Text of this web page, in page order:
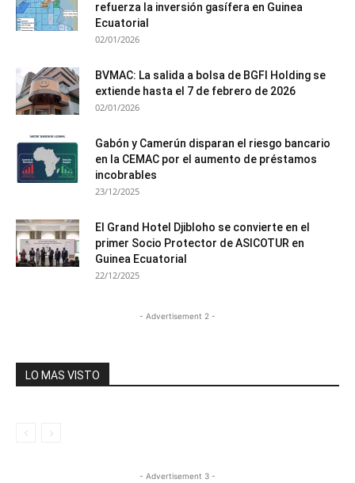
refuerza la inversión gasífera en Guinea
Ecuatorial
02/01/2026
BVMAC: La salida a bolsa de BGFI Holding se
extiende hasta el 7 de febrero de 2026
02/01/2026
Gabón y Camerún disparan el riesgo bancario
en la CEMAC por el aumento de préstamos
incobrables
23/12/2025
El Grand Hotel Djibloho se convierte en el
primer Socio Protector de ASICOTUR en
Guinea Ecuatorial
22/12/2025
- Advertisement 2 -
LO MAS VISTO
- Advertisement 3 -